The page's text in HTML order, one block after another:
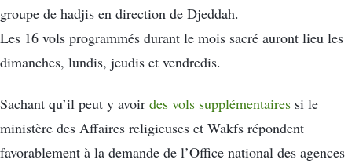
groupe de hadjis en direction de Djeddah.
Les 16 vols programmés durant le mois sacré auront lieu les
dimanches, lundis, jeudis et vendredis.
Sachant qu’il peut y avoir des vols supplémentaires si le
ministère des Affaires religieuses et Wakfs répondent
favorablement à la demande de l’Office national des agences